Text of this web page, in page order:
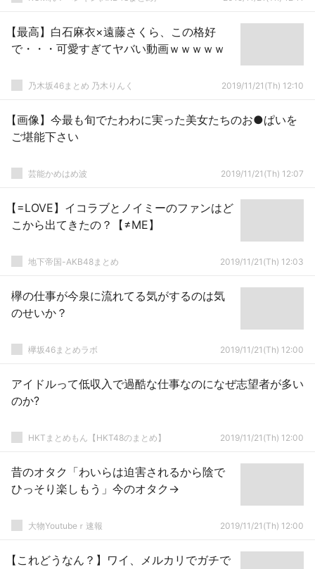
【最高】白石麻衣×遠藤さくら、この格好
で・・・可愛すぎてヤバい動画ｗｗｗｗｗ
乃木坂46まとめ 乃木りんく 2019/11/21(Th) 12:10
【画像】今最も旬でたわわに実った美女たちのお●ぱいを
ご堪能下さい
芸能かめはめ波 2019/11/21(Th) 12:07
【=LOVE】イコラブとノイミーのファンはど
こから出てきたの？【≠ME】
地下帝国-AKB48まとめ 2019/11/21(Th) 12:03
欅の仕事が今泉に流れてる気がするのは気
のせいか？
欅坂46まとめラボ 2019/11/21(Th) 12:00
アイドルって低収入で過酷な仕事なのになぜ志望者が多い
のか?
HKTまとめもん【HKT48のまとめ】 2019/11/21(Th) 12:00
昔のオタク「わいらは迫害されるから陰で
ひっそり楽しもう」今のオタク→
大物Youtubeｒ速報 2019/11/21(Th) 12:00
【これどうなん？】ワイ、メルカリでガチで